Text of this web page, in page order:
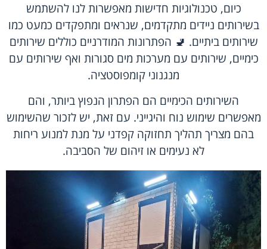
כיום, טכנולוגיות חדישות מאפשרות לנו להשתמש
בשירותים ניידים מתקדמים, שנראים ומתפקדים כמעט כמו
שירותים ביתיים. 🚽 הפתרונות המודרניים כוללים שירותים
כימיים, שירותים עם מערכות מים סגורות ואף שירותים עם
מנגנוני קומפוסטציה.
השירותים הכימיים הם הפתרון הנפוץ ביותר, והם
מאפשרים שימוש נוח והיגייני. עם זאת, יש לזכור שהשימוש
בהם מצריך תהליך תחזוקה קפדני על מנת למנוע ריחות
לא נעימים או זיהום של הסביבה.